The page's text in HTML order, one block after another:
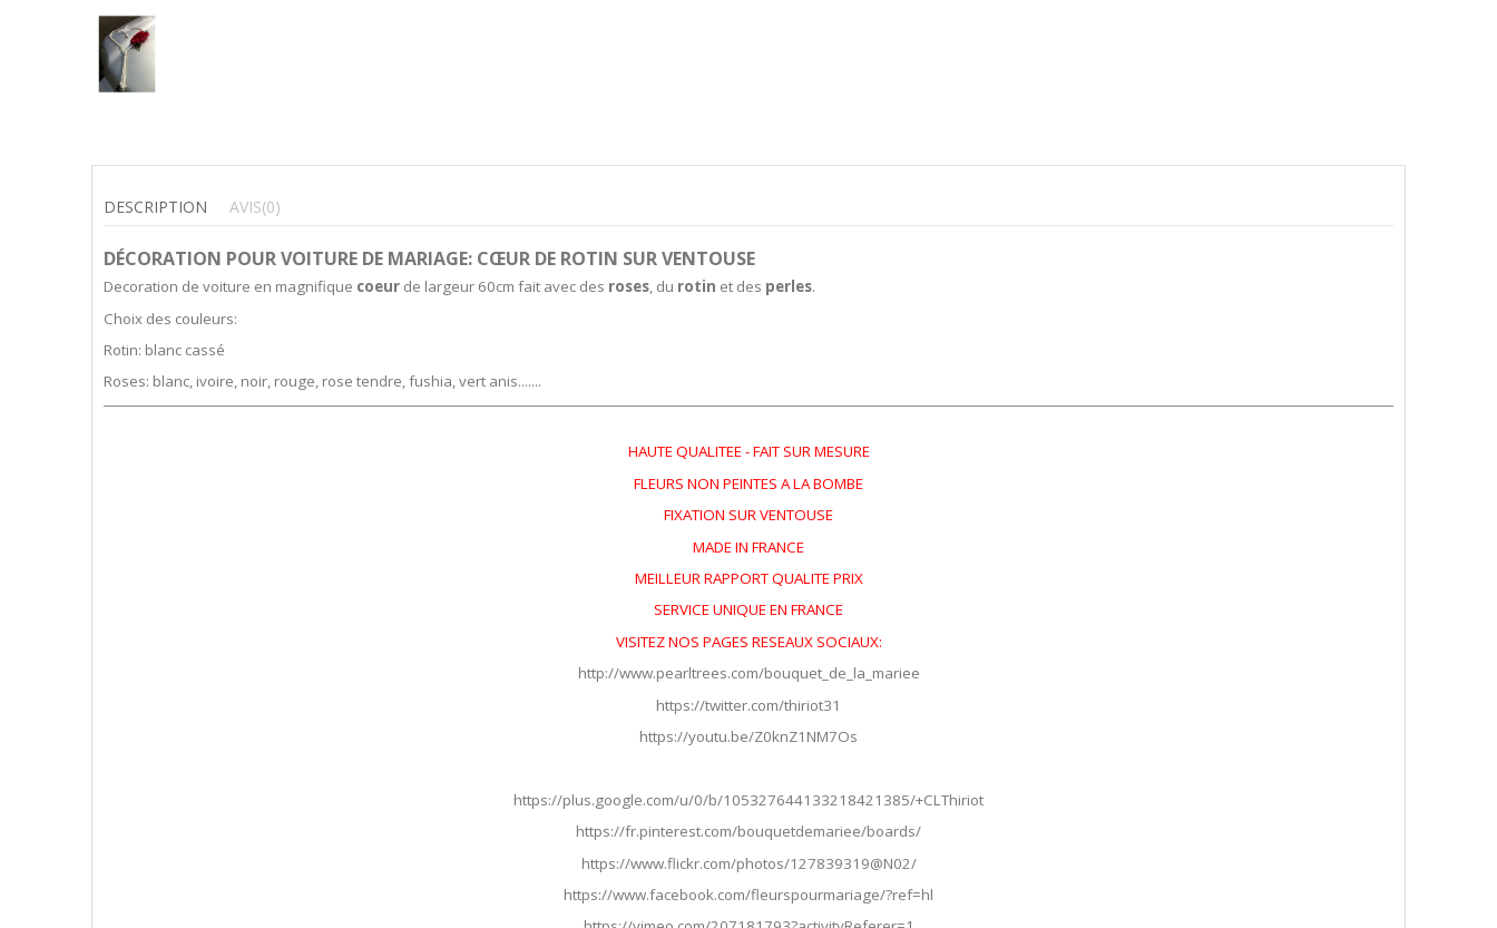
DESCRIPTION AVIS(0)
DÉCORATION POUR VOITURE DE MARIAGE: CŒUR DE ROTIN SUR VENTOUSE
Decoration de voiture en magnifique coeur de largeur 60cm fait avec des roses, du rotin et des perles.
Choix des couleurs:
Rotin: blanc cassé
Roses: blanc, ivoire, noir, rouge, rose tendre, fushia, vert anis.......
HAUTE QUALITEE - FAIT SUR MESURE
FLEURS NON PEINTES A LA BOMBE
FIXATION SUR VENTOUSE
MADE IN FRANCE
MEILLEUR RAPPORT QUALITE PRIX
SERVICE UNIQUE EN FRANCE
VISITEZ NOS PAGES RESEAUX SOCIAUX:
http://www.pearltrees.com/bouquet_de_la_mariee
https://twitter.com/thiriot31
https://youtu.be/Z0knZ1NM7Os
https://plus.google.com/u/0/b/105327644133218421385/+CLThiriot
https://fr.pinterest.com/bouquetdemariee/boards/
https://www.flickr.com/photos/127839319@N02/
https://www.facebook.com/fleurspourmariage/?ref=hl